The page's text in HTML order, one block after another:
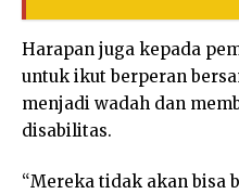
Harapan juga kepada
untuk ikut berperan
menjadi wadah dan
disabilitas.
“Mereka tidak akan bisa